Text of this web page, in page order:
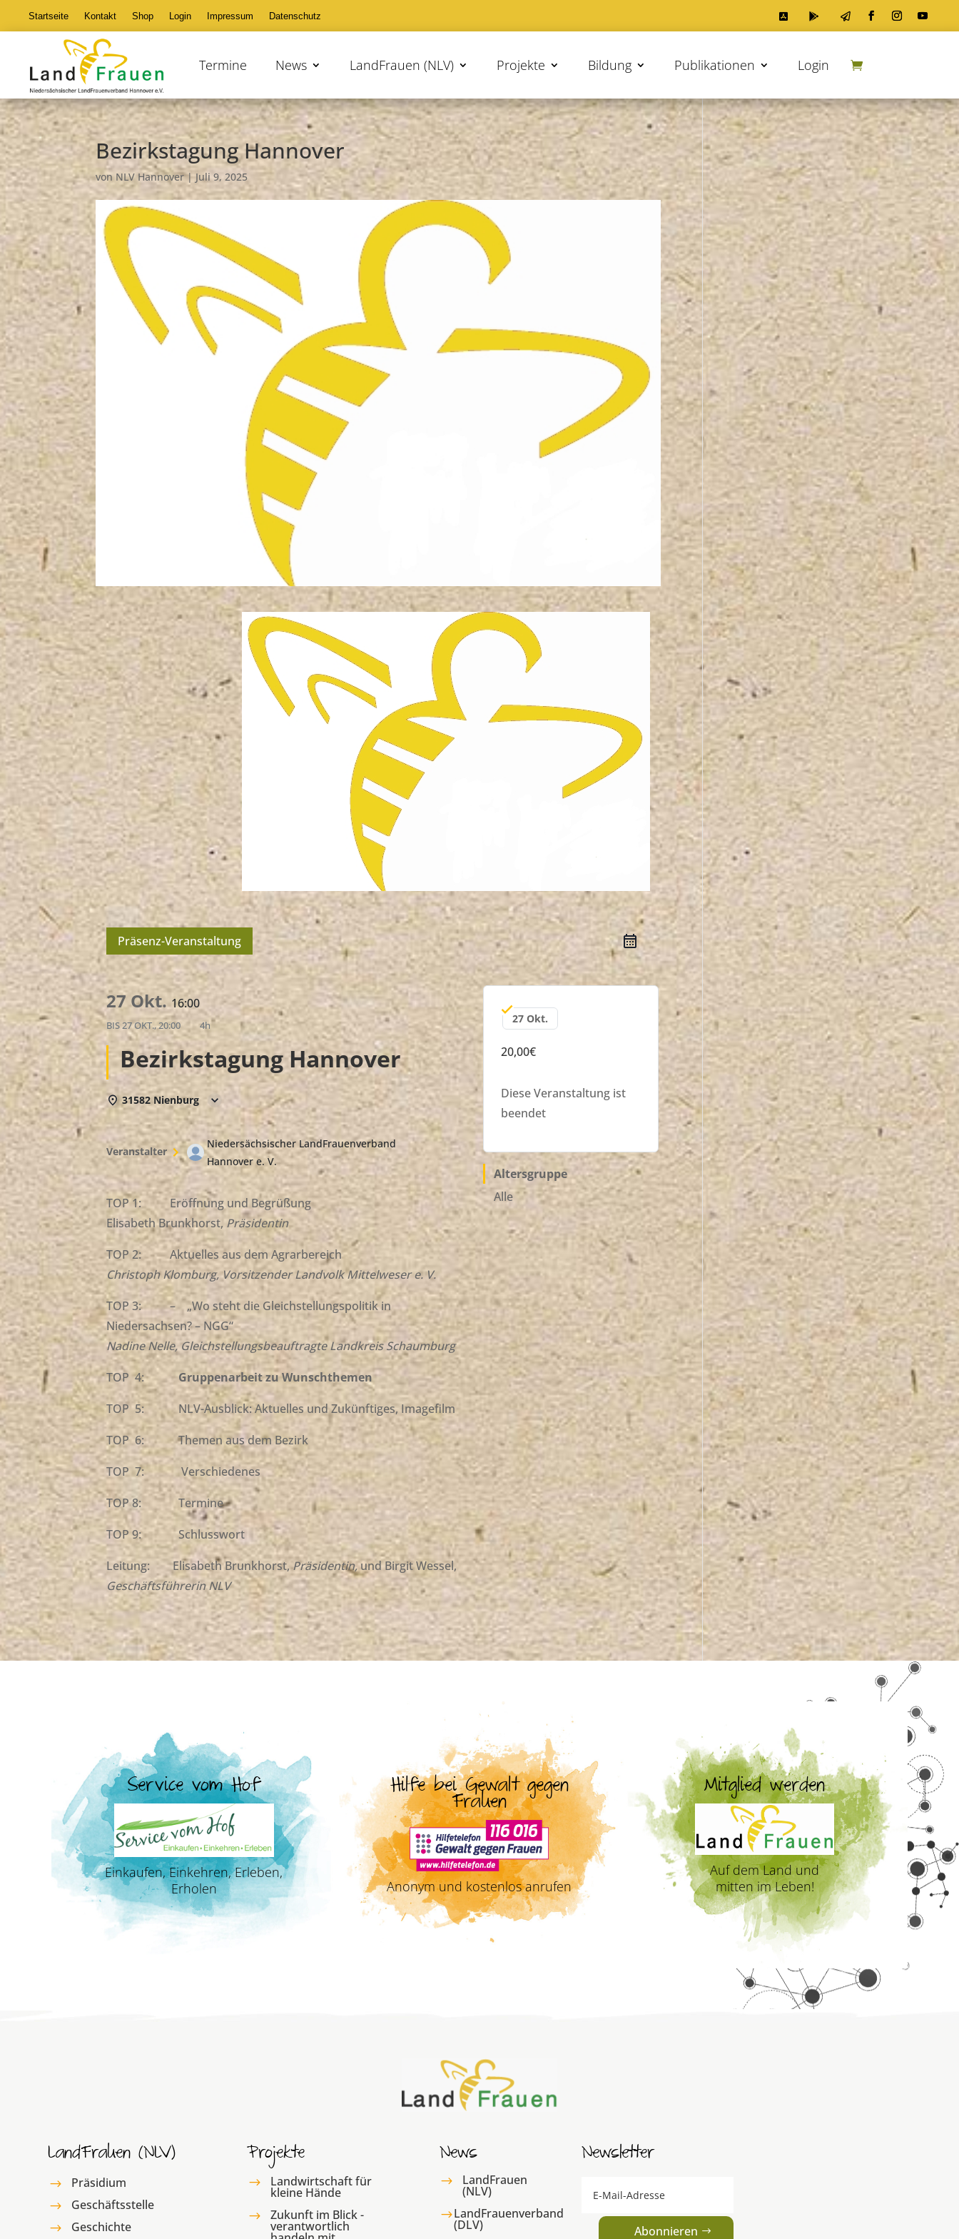
Startseite Kontakt Shop Login Impressum Datenschutz 


Termine News LandFrauen (NLV) Projekte Bildung Publikationen Login
Bezirkstagung Hannover
von NLV Hannover| Juli 9, 2025
Präsenz-Veranstaltung
27 Okt. 16:00
BIS27 OKT., 20:00 4h
Bezirkstagung Hannover
31582 Nienburg
Veranstalter
Niedersächsischer LandFrauenverband
Hannover e. V.
TOP 1: Eröffnung und Begrüßung
Elisabeth Brunkhorst, Präsidentin
TOP 2: Aktuelles aus dem Agrarbereich
Christoph Klomburg,Vorsitzender Landvolk Mittelweser e. V.
TOP 3: – „Wo steht die Gleichstellungspolitik in
Niedersachsen? – NGG“
Nadine Nelle, Gleichstellungsbeauftragte Landkreis Schaumburg
TOP 4:
Gruppenarbeit zu Wunschthemen
TOP 5: NLV-Ausblick: Aktuelles und Zukünftiges, Imagefilm
TOP 6: Themen aus dem Bezirk
TOP 7: Verschiedenes
TOP 8: Termine
TOP 9: Schlusswort
Leitung: Elisabeth Brunkhorst,Präsidentin,und Birgit Wessel,
Geschäftsführerin NLV
27 Okt.
20,00€
Diese Veranstaltung ist
beendet
Altersgruppe
Alle
Service vom Hof
Einkaufen, Einkehren, Erleben,
Erholen
Hilfe bei Gewalt gegen
Frauen
Anonym und kostenlos anrufen
Mitglied werden
Auf dem Land und
mitten im Leben!
LandFrauen (NLV)
$ Präsidium
$ Geschäftsstelle
$ Geschichte
Projekte
$ Landwirtschaft für
kleine Hände
$ Zukunft im Blick -
verantwortlich
News
$ LandFrauen
(NLV)
$LandFrauenverband
(DLV)
Newsletter
Abonnieren